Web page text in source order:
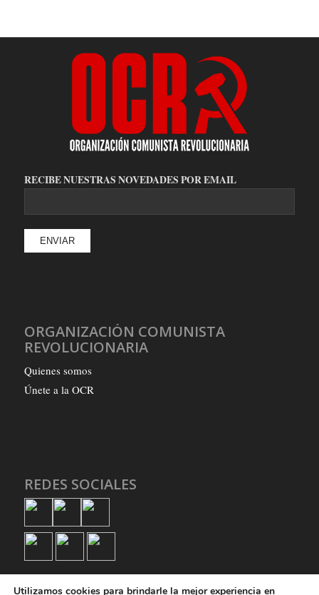
RECIBE NUESTRAS NOVEDADES POR EMAIL
ORGANIZACIÓN COMUNISTA
REVOLUCIONARIA
Quienes somos
Únete a la OCR
REDES SOCIALES
Utilizamos cookies para brindarle la mejor experiencia en